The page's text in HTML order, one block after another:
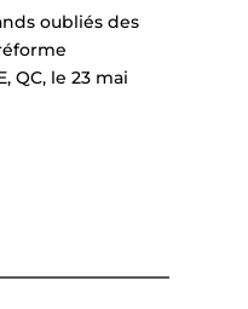
oubliés des
QC, le 23 mai